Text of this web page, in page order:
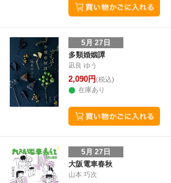
5月 27日
多類婚姻譚
凪良 ゆう
2,090円(税込)
在庫あり
5月 27日
大阪電車春秋
山本 巧次